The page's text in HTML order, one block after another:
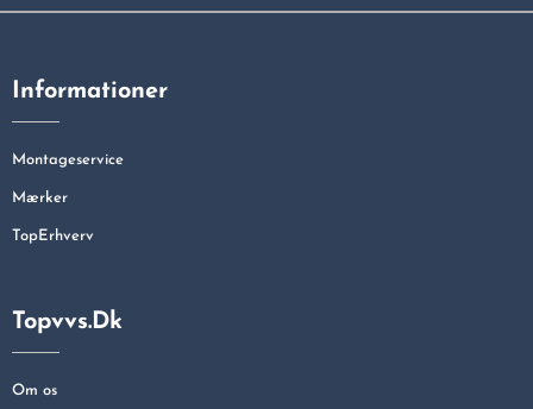
Informationer
Montageservice
Mærker
TopErhverv
Topvvs.dk
Om os